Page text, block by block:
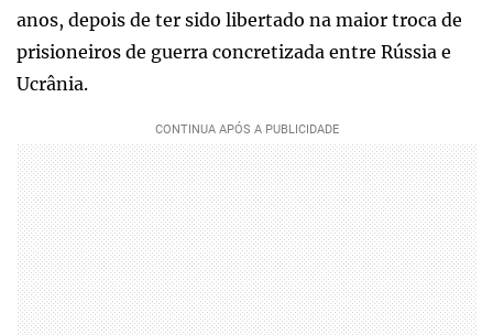
anos, depois de ter sido libertado na maior troca de
prisioneiros de guerra concretizada entre Rússia e
Ucrânia.